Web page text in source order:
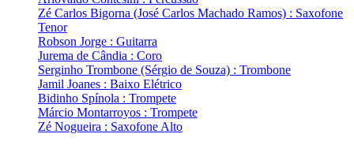
Zé Carlos Bigorna (José Carlos Machado Ramos) : Saxofone
Tenor
Robson Jorge : Guitarra
Jurema de Cândia : Coro
Serginho Trombone (Sérgio de Souza) : Trombone
Jamil Joanes : Baixo Elétrico
Bidinho Spínola : Trompete
Márcio Montarroyos : Trompete
Zé Nogueira : Saxofone Alto